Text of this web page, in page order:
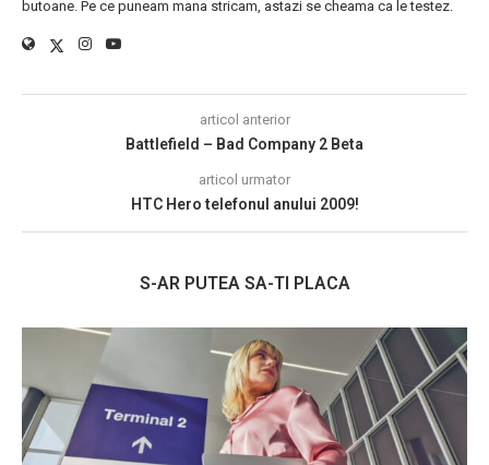
butoane. Pe ce puneam mana stricam, astazi se cheama ca le testez.
articol anterior
Battlefield – Bad Company 2 Beta
articol urmator
HTC Hero telefonul anului 2009!
S-AR PUTEA SA-TI PLACA